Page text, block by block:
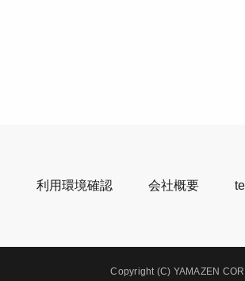
利用環境確認 会社概要
Copyright (C) YAMAZEN